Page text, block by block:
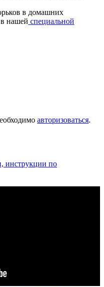
в домашних
нашей специальной
авторизоваться.
инструкции по